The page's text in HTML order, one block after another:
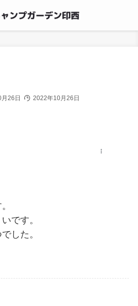
26日 2022年10月26日
です。
した。